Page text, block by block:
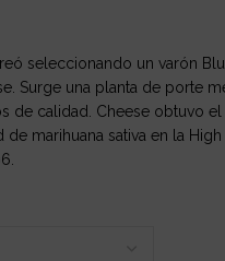
seleccionando un varón
Surge una planta de porte
de calidad. Cheese obtuvo
de marihuana sativa en la